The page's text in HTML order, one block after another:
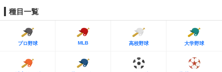
種目一覧
プロ野球 MLB 高校野球 大学野球